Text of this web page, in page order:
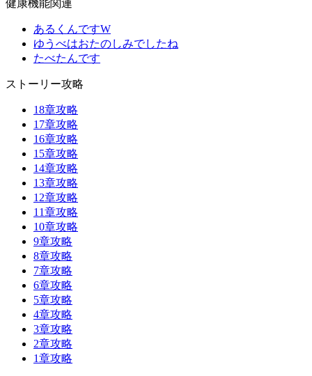
健康機能関連
あるくんですW
ゆうべはおたのしみでしたね
たべたんです
ストーリー攻略
18章攻略
17章攻略
16章攻略
15章攻略
14章攻略
13章攻略
12章攻略
11章攻略
10章攻略
9章攻略
8章攻略
7章攻略
6章攻略
5章攻略
4章攻略
3章攻略
2章攻略
1章攻略